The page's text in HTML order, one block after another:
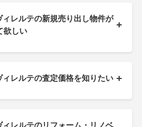
レルテの新規売り出し物件が
欲しい
+
レルテの査定価格を知りたい +